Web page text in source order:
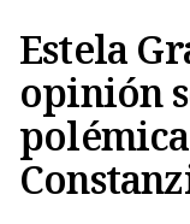
Estela
opinión